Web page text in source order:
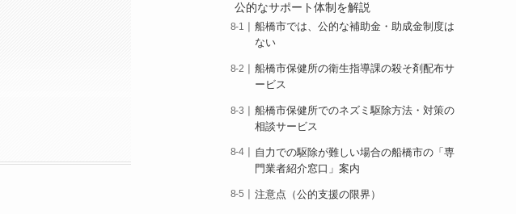
公的なサポート体制を解説
船橋市では、公的な補助金・助成金制度は
ない
船橋市保健所の衛生指導課の殺そ剤配布サ
ービス
船橋市保健所でのネズミ駆除方法・対策の
相談サービス
自力での駆除が難しい場合の船橋市の「専
門業者紹介窓口」案内
注意点（公的支援の限界）